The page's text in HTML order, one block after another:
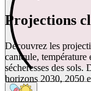
Projections
Découvrez les
canicule, température
sécheresses des sols.
horizons 2030, 2050